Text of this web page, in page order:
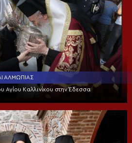
ΑΛΜΩΠΊΑΣ
Καλλινίκου στην Έδεσσα